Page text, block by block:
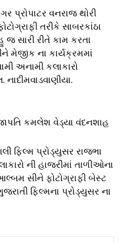
પ્રોપાટર વનરાજ થોરી
તરીકે સાબરકાંઠા
સારી રીતે કામ કરતા
મેજીક ના કાર્યક્રમમાં
અનામી કલાકારો
કમલેશ વેડ્યા વંદનશાહ
ફિલ્મ પ્રોડ્યુસર રાજભા
ની હાજરીમાં તાળીઓના
સીને ફોટોગ્રાફી બેસ્ટ
ફિલ્મના પ્રોડ્યુસર ના